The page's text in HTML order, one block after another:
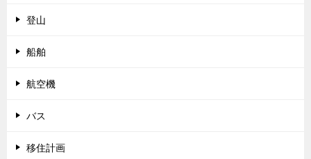
登山
船舶
航空機
バス
移住計画